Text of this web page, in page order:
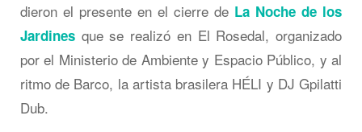
dieron el presente en el cierre de La Noche de los
Jardines que se realizó en El Rosedal, organizado
por el Ministerio de Ambiente y Espacio Público, y al
ritmo de Barco, la artista brasilera HÉLI y DJ Gpilatti
Dub.